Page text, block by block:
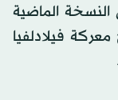
الماضية
فيلادلفيا